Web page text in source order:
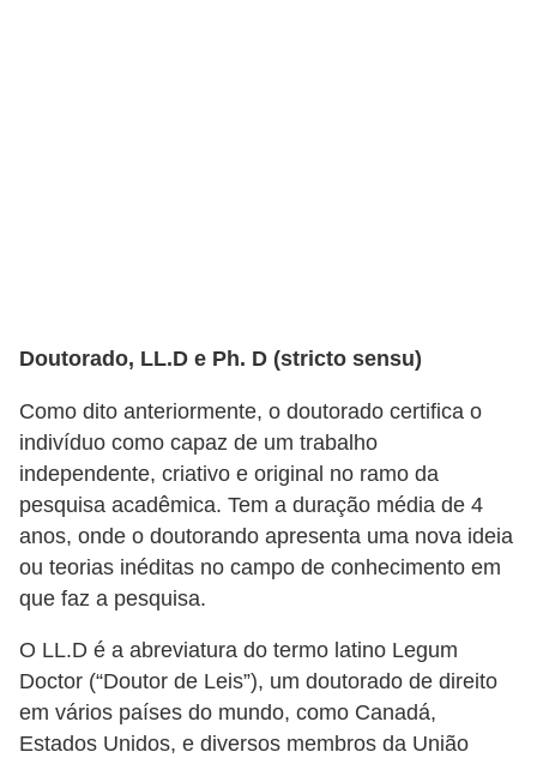
Doutorado, LL.D e Ph. D (stricto sensu)
Como dito anteriormente, o doutorado certifica o
indivíduo como capaz de um trabalho
independente, criativo e original no ramo da
pesquisa acadêmica. Tem a duração média de 4
anos, onde o doutorando apresenta uma nova ideia
ou teorias inéditas no campo de conhecimento em
que faz a pesquisa.
O LL.D é a abreviatura do termo latino Legum
Doctor (“Doutor de Leis”), um doutorado de direito
em vários países do mundo, como Canadá,
Estados Unidos, e diversos membros da União
g
n
z
a
ç
ã
o
V